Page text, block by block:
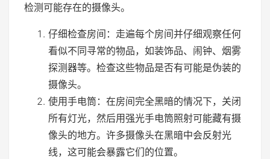
检测可能存在的摄像头。
仔细检查房间：走遍每个房间并仔细观察任何
看似不同寻常的物品，如装饰品、闹钟、烟雾
探测器等。检查这些物品是否有可能是伪装的
摄像头。
使用手电筒：在房间完全黑暗的情况下，关闭
所有灯光，然后用强光手电筒照射可能藏有摄
像头的地方。许多摄像头在黑暗中会反射光
线，这可能会暴露它们的位置。